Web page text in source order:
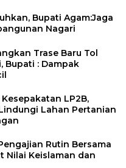
Bupati Agam:Jaga
Nagari
Trase Baru Tol
Bupati : Dampak
LP2B,
Lahan Pertanian
Rutin Bersama
Nilai Keislaman dan